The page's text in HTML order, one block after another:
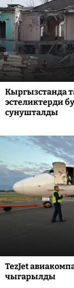
Кыргызстанда
эстеликтерди
сунушталды
TezJet
чыгарылды